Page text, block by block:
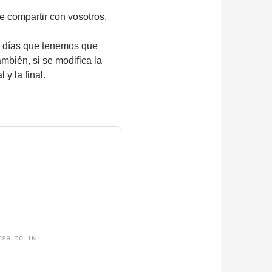
compartir con vosotros.
que tenemos que
si se modifica la
y la final.
to INT